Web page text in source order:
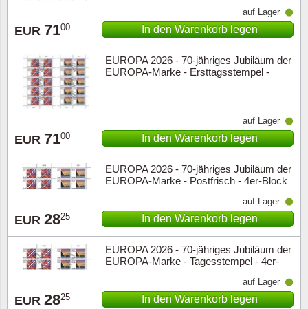
EUR 7100
auf Lager
In den Warenkorb legen
EUROPA 2026 - 70-jähriges Jubiläum der
EUROPA-Marke - Ersttagsstempel -
EUR 7100
auf Lager
In den Warenkorb legen
EUROPA 2026 - 70-jähriges Jubiläum der
EUROPA-Marke - Postfrisch - 4er-Block
EUR 2825
auf Lager
In den Warenkorb legen
EUROPA 2026 - 70-jähriges Jubiläum der
EUROPA-Marke - Tagesstempel - 4er-
EUR 2825
auf Lager
In den Warenkorb legen